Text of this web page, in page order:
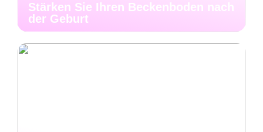
Stärken Sie Ihren Beckenboden nach
der Geburt